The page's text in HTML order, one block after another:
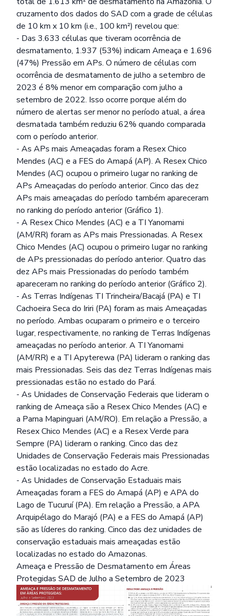
cruzamento dos dados do SAD com a grade de células
de 10 km x 10 km (i.e., 100 km²) revelou que:
- Das 3.633 células que tiveram ocorrência de
desmatamento, 1.937 (53%) indicam Ameaça e 1.696
(47%) Pressão em APs. O número de células com
ocorrência de desmatamento de julho a setembro de
2023 é 8% menor em comparação com julho a
setembro de 2022. Isso ocorre porque além do
número de alertas ser menor no período atual, a área
desmatada também reduziu 62% quando comparada
com o período anterior.
- As APs mais Ameaçadas foram a Resex Chico
Mendes (AC) e a FES do Amapá (AP). A Resex Chico
Mendes (AC) ocupou o primeiro lugar no ranking de
APs Ameaçadas do período anterior. Cinco das dez
APs mais ameaçadas do período também apareceram
no ranking do período anterior (Gráfico 1).
- A Resex Chico Mendes (AC) e a TI Yanomami
(AM/RR) foram as APs mais Pressionadas. A Resex
Chico Mendes (AC) ocupou o primeiro lugar no ranking
de APs pressionadas do período anterior. Quatro das
dez APs mais Pressionadas do período também
apareceram no ranking do período anterior (Gráfico 2).
- As Terras Indígenas TI Trincheira/Bacajá (PA) e TI
Cachoeira Seca do Iriri (PA) foram as mais Ameaçadas
no período. Ambas ocuparam o primeiro e o terceiro
lugar, respectivamente, no ranking de Terras Indígenas
ameaçadas no período anterior. A TI Yanomami
(AM/RR) e a TI Apyterewa (PA) lideram o ranking das
mais Pressionadas. Seis das dez Terras Indígenas mais
pressionadas estão no estado do Pará.
- As Unidades de Conservação Federais que lideram o
ranking de Ameaça são a Resex Chico Mendes (AC) e
a Parna Mapinguari (AM/RO). Em relação a Pressão, a
Resex Chico Mendes (AC) e a Resex Verde para
Sempre (PA) lideram o ranking. Cinco das dez
Unidades de Conservação Federais mais Pressionadas
estão localizadas no estado do Acre.
- As Unidades de Conservação Estaduais mais
Ameaçadas foram a FES do Amapá (AP) e APA do
Lago de Tucuruí (PA). Em relação a Pressão, a APA
Arquipélago do Marajó (PA) e a FES do Amapá (AP)
são as líderes do ranking. Cinco das dez unidades de
conservação estaduais mais ameaçadas estão
localizadas no estado do Amazonas.
Ameaça e Pressão de Desmatamento em Áreas
Protegidas SAD de Julho a Setembro de 2023